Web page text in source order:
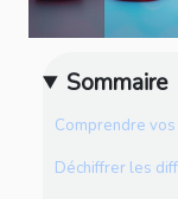
Sommaire
Comprendre
Déchiffrer les